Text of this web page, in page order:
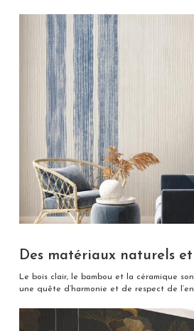
Des matériaux naturels
Le bois clair, le bambou et la céramique
une quête d’harmonie et de respect de